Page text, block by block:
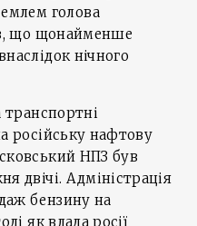
голова
що щонайменше
нічного
транспортні
російську нафтову
НПЗ був
двічі. Адміністрація
бензину на
як влада росії